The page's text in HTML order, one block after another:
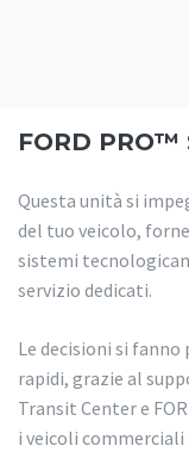
FORD PRO™
Questa unità si
del tuo veicolo,
sistemi
servizio dedicati.
Le decisioni si
rapidi, grazie al
Transit Center e
i veicoli commerciali